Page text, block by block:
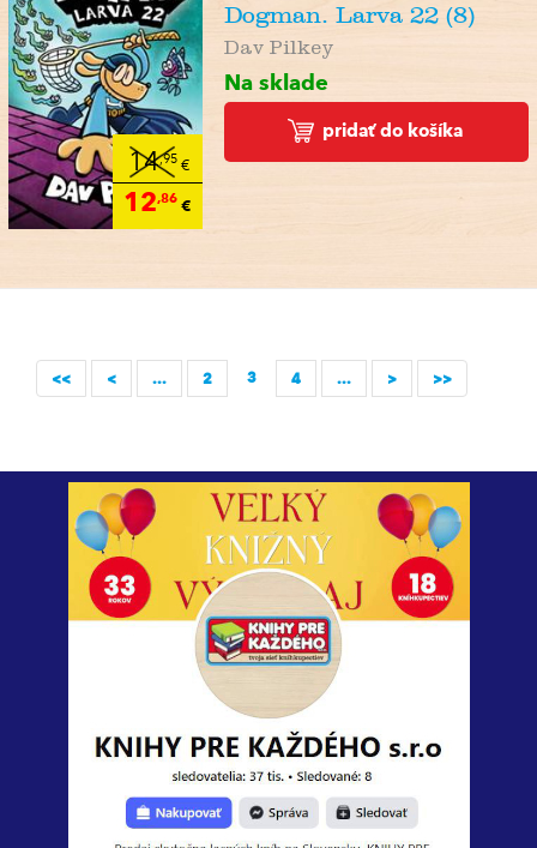
14,95€
12,86€
Dogman. Larva 22 (8)
Dav Pilkey
Na sklade
pridať do košíka
<< < ... 2 3 4 ... > >>